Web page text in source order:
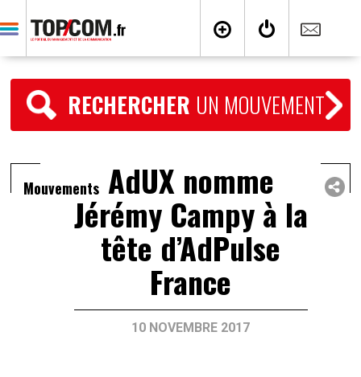
RECHERCHER UN MOUVEMENT
Mouvements AdUX nomme
Jérémy Campy à la
tête d’AdPulse
France
10 NOVEMBRE 2017